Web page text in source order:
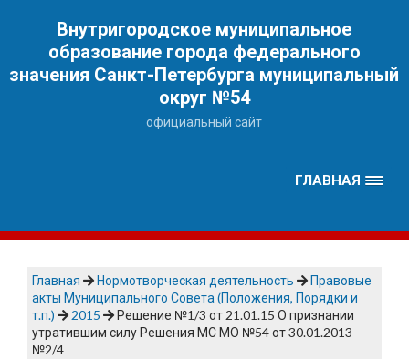
Внутригородское муниципальное
образование города федерального
значения Санкт-Петербурга муниципальный
округ №54
официальный сайт
ГЛАВНАЯ
Главная Нормотворческая деятельность
Правовые
акты Муниципального Совета (Положения, Порядки и
т.п.)
2015
Решение №1/3 от 21.01.15 О признании
утратившим силу Решения МС МО №54 от 30.01.2013
№2/4